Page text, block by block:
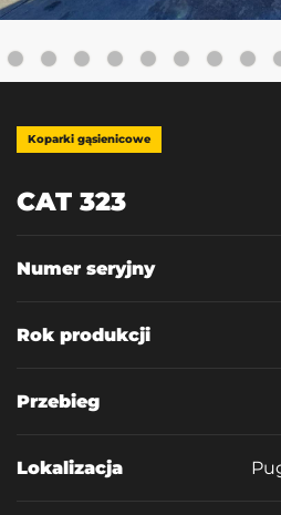
Koparki gąsienicowe
CAT 323
Numer seryjny
Rok produkcji
Przebieg
Lokalizacja